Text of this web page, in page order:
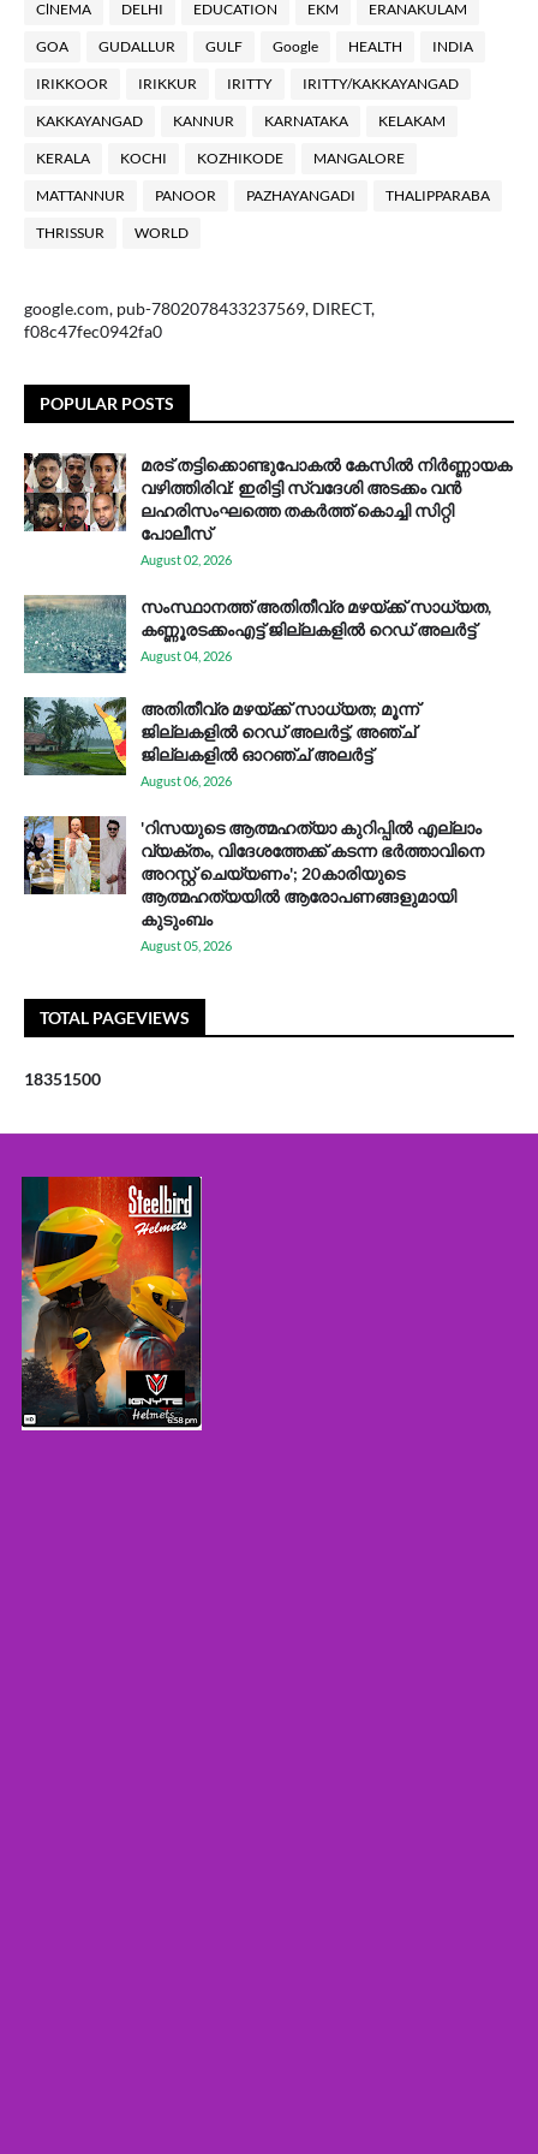
ClNEMA DELHI EDUCATION EKM ERANAKULAM
GOA GUDALLUR GULF Google HEALTH INDIA
IRIKKOOR IRIKKUR IRITTY IRITTY/KAKKAYANGAD
KAKKAYANGAD KANNUR KARNATAKA KELAKAM
KERALA KOCHI KOZHIKODE MANGALORE
MATTANNUR PANOOR PAZHAYANGADI THALIPPARABA
THRISSUR WORLD
google.com, pub-7802078433237569, DIRECT,
f08c47fec0942fa0
POPULAR POSTS
മരട് തട്ടിക്കൊണ്ടുപോകൽ കേസിൽ നിർണ്ണായക
വഴിത്തിരിവ്: ഇരിട്ടി സ്വദേശി അടക്കം വൻ
ലഹരിസംഘത്തെ തകർത്ത് കൊച്ചി സിറ്റി
പോലീസ്
August 02, 2026
സം​സ്ഥാ​ന​ത്ത് അ​തി​തീ​വ്ര മ​ഴ​യ്ക്ക് സാ​ധ്യ​ത,
കണ്ണൂരടക്കംഎ​ട്ട് ജി​ല്ല​ക​ളി​ൽ റെ​ഡ് അ​ലർ​ട്ട്
August 04, 2026
അതിതീവ്ര മഴയ്ക്ക് സാധ്യത; മൂന്ന്
ജില്ലകളിൽ റെഡ് അലർട്ട്, അഞ്ച്
ജില്ലകളിൽ ഓറഞ്ച് അലർട്ട്
August 06, 2026
'റിസയുടെ ആത്മഹത്യാ കുറിപ്പിൽ എല്ലാം
വ്യക്തം, വിദേശത്തേക്ക് കടന്ന ഭർത്താവിനെ
അറസ്റ്റ് ചെയ്യണം'; 20കാരിയുടെ
ആത്മഹത്യയിൽ ആരോപണങ്ങളുമായി
കുടുംബം
August 05, 2026
TOTAL PAGEVIEWS
18351500